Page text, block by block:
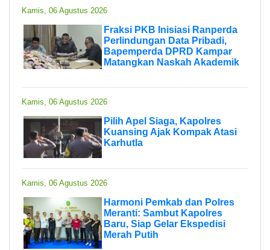
Kamis, 06 Agustus 2026
Fraksi PKB Inisiasi Ranperda
Perlindungan Data Pribadi,
Bapemperda DPRD Kampar
Matangkan Naskah Akademik
Kamis, 06 Agustus 2026
Pilih Apel Siaga, Kapolres
Kuansing Ajak Kompak Atasi
Karhutla
Kamis, 06 Agustus 2026
Harmoni Pemkab dan Polres
Meranti: Sambut Kapolres
Baru, Siap Gelar Ekspedisi
Merah Putih